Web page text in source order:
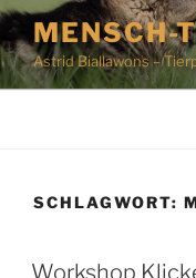
Zum
Inhalt
springen
MENSCH-
Astrid Biallawons –
SCHLAGWORT:
Workshop